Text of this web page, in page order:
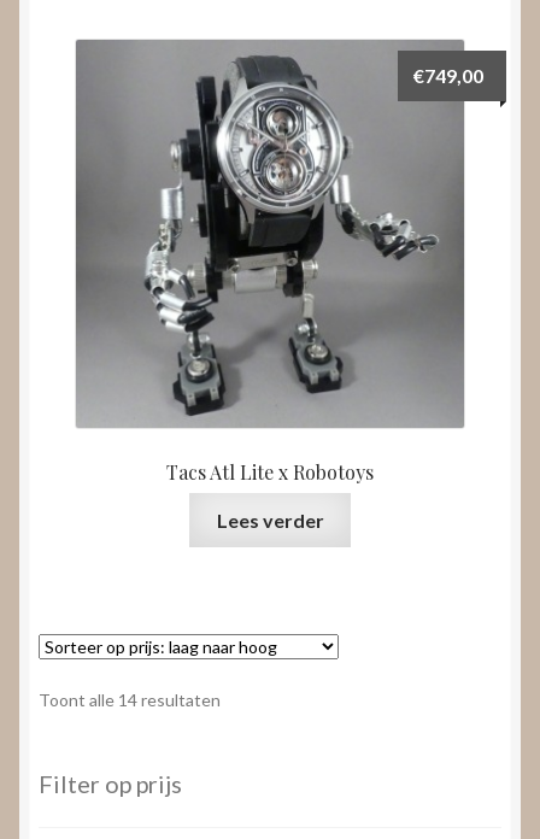
Tacs Atl Lite x Robotoys
€749,00
Lees verder
Toont alle 14 resultaten
Filter op prijs